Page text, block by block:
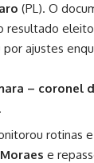
(PL). O
resultado
por ajustes
– coronel
rotinas
e